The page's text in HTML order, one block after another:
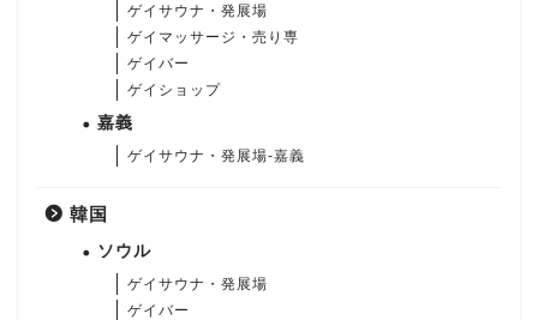
ゲイサウナ・発展場
ゲイマッサージ・売り専
ゲイバー
ゲイショップ
嘉義
ゲイサウナ・発展場-嘉義
韓国
ソウル
ゲイサウナ・発展場
ゲイバー